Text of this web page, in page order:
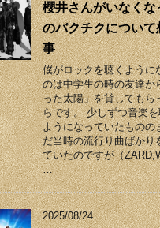
櫻井さんがいなくな
のバクチクについて
事
僕がロックを聴くように
のは中学生の時の友達か
った太陽」を貸してもら
らです。 少しずつ音楽
ようになっていたものの
だ当時の流行り曲ばかり
ていたのですが（
…
2025/08/24